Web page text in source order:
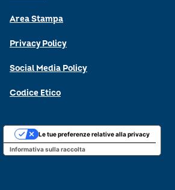
Area Stampa
Privacy Policy
Social Media Policy
Codice Etico
Informativa sulla raccolta
Le tue preferenze relative alla privacy